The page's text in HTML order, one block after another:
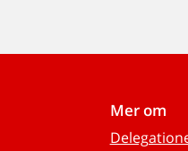
Mer om